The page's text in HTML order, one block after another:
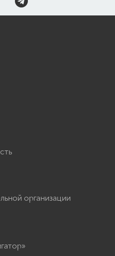
организации